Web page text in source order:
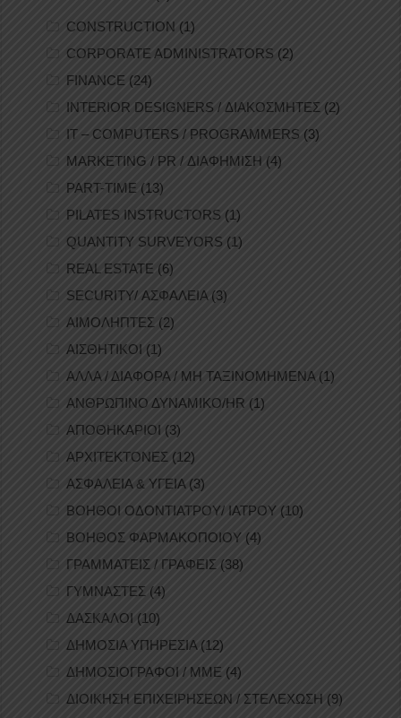
CONSTRUCTION (1)
CORPORATE ADMINISTRATORS (2)
FINANCE (24)
INTERIOR DESIGNERS / ΔΙΑΚΟΣΜΗΤΕΣ (2)
IT – COMPUTERS / PROGRAMMERS (3)
MARKETING / PR / ΔΙΑΦΗΜΙΣΗ (4)
PART-TIME (13)
PILATES INSTRUCTORS (1)
QUANTITY SURVEYORS (1)
REAL ESTATE (6)
SECURITY/ ΑΣΦΑΛΕΙΑ (3)
ΑΙΜΟΛΗΠΤΕΣ (2)
ΑΙΣΘΗΤΙΚΟΙ (1)
ΑΛΛΑ / ΔΙΑΦΟΡΑ / ΜΗ ΤΑΞΙΝΟΜΗΜΕΝΑ (1)
ΑΝΘΡΩΠΙΝΟ ΔΥΝΑΜΙΚΟ/HR (1)
ΑΠΟΘΗΚΑΡΙΟΙ (3)
ΑΡΧΙΤΕΚΤΟΝΕΣ (12)
ΑΣΦΑΛΕΙΑ & ΥΓΕΙΑ(3)
ΒΟΗΘΟΙ ΟΔΟΝΤΙΑΤΡΟΥ/ ΙΑΤΡΟΥ (10)
ΒΟΗΘΟΣ ΦΑΡΜΑΚΟΠΟΙΟΥ (4)
ΓΡΑΜΜΑΤΕΙΣ / ΓΡΑΦΕΙΣ (38)
ΓΥΜΝΑΣΤΕΣ (4)
ΔΑΣΚΑΛΟΙ (10)
ΔΗΜΟΣΙΑ ΥΠΗΡΕΣΙΑ(12)
ΔΗΜΟΣΙΟΓΡΑΦΟΙ / ΜΜΕ (4)
ΔΙΟΙΚΗΣΗ ΕΠΙΧΕΙΡΗΣΕΩΝ / ΣΤΕΛΕΧΩΣΗ (9)